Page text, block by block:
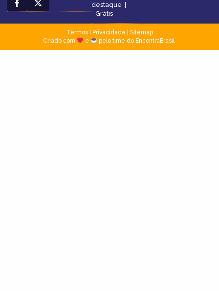
destaque
Grátis
Termos| Privacidade
Sitemap
Criado com
e pelo time do EncontraBrasil